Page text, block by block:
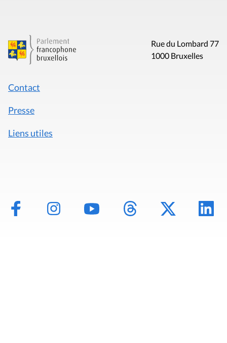
Rue du Lombard 77
1000 Bruxelles
Contact
Presse
Liens utiles